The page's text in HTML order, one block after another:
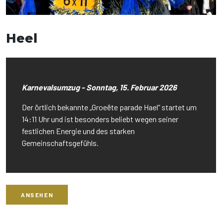
Heel
Karnevalsumzug - Sonntag, 15. Februar 2026
Der örtlich bekannte „Groeëte parade Hael“ startet um
14:11 Uhr und ist besonders beliebt wegen seiner
festlichen Energie und des starken
Gemeinschaftsgefühls.
ANSEHEN